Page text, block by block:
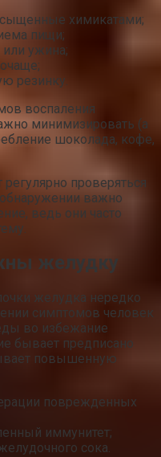
химикатами;
пищи;
или ужина;
резинку.
воспаления
минимизировать (а
шоколада, кофе,
проверяться
важно
ведь они часто
желудку
желудка нередко
симптомов человек
во избежание
бывает предписано
повышенную
поврежденных
иммунитет;
сока.